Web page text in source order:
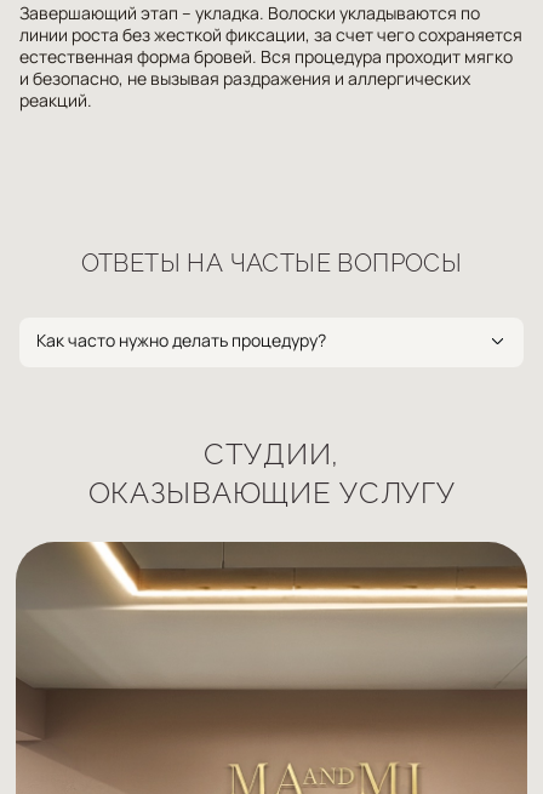
Завершающий этап – укладка. Волоски укладываются по
линии роста без жесткой фиксации, за счет чего сохраняется
естественная форма бровей. Вся процедура проходит мягко
и безопасно, не вызывая раздражения и аллергических
реакций.
ОТВЕТЫ НА ЧАСТЫЕ ВОПРОСЫ
Как часто нужно делать процедуру?
СТУДИИ,
ОКАЗЫВАЮЩИЕ УСЛУГУ